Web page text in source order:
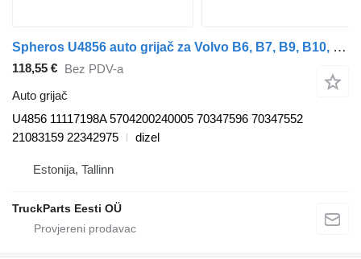
Spheros U4856 auto grijač za Volvo B6, B7, B9, B10, B12 bus (1978-2011) autobusa
118,55 € Bez PDV-a
Auto grijač
U4856 11117198A 5704200240005 70347596 70347552
21083159 22342975
dizel
Estonija, Tallinn
TruckParts Eesti OÜ